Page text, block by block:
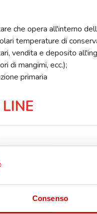
Consenso
che opera all'interno
temperature di
vendita e deposito
di mangimi, ecc.);
primaria
con mansione alimentare
Toscana aggiornamento